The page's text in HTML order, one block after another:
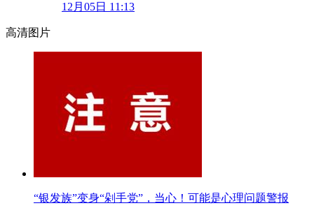
12月05日 11:13
高清图片
“银发族”变身“剁手党”，当心！可能是心理问题警报